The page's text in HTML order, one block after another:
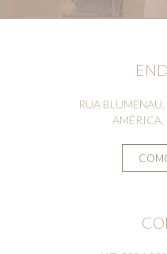
RUA
AMÉRICA,